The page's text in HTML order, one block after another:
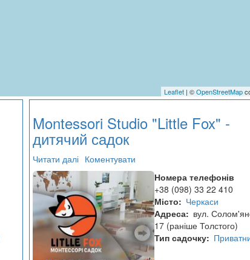
Leaflet| ©OpenStreetMap
Montessori Studio "Little Fox" -
дитячий садок
Читати даліпро
Montessori
Studio
"Little
Fox"
-
дитячий
садок
Коментувати
Номера телефонів
+38 (098) 33 22 410
Місто
Черкаси
Адреса
вул.
17 (раніше Толстого)
Тип садочку